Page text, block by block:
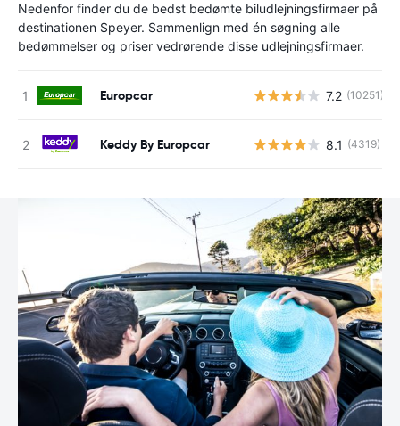
Nedenfor finder du de bedst bedømte biludlejningsfirmaer på
destinationen Speyer. Sammenlign med én søgning alle
bedømmelser og priser vedrørende disse udlejningsfirmaer.
Europcar 7.2 (10251)
Keddy By Europcar 8.1 (4319)